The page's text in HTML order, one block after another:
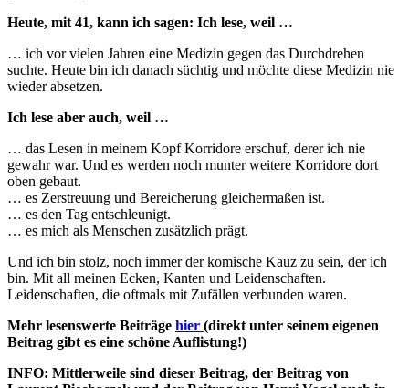
Heute, mit 41, kann ich sagen: Ich lese, weil …
… ich vor vielen Jahren eine Medizin gegen das Durchdrehen
suchte. Heute bin ich danach süchtig und möchte diese Medizin nie
wieder absetzen.
Ich lese aber auch, weil …
… das Lesen in meinem Kopf Korridore erschuf, derer ich nie
gewahr war. Und es werden noch munter weitere Korridore dort
oben gebaut.
… es Zerstreuung und Bereicherung gleichermaßen ist.
… es den Tag entschleunigt.
… es mich als Menschen zusätzlich prägt.
Und ich bin stolz, noch immer der komische Kauz zu sein, der ich
bin. Mit all meinen Ecken, Kanten und Leidenschaften.
Leidenschaften, die oftmals mit Zufällen verbunden waren.
Mehr lesenswerte Beiträge hier (direkt unter seinem eigenen
Beitrag gibt es eine schöne Auflistung!)
INFO: Mittlerweile sind dieser Beitrag, der Beitrag von